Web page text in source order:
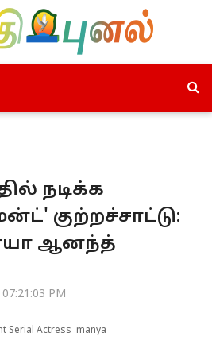
நடிக்க
குற்றச்சாட்டு:
ஆனந்த்
PM
Serial Actress manya